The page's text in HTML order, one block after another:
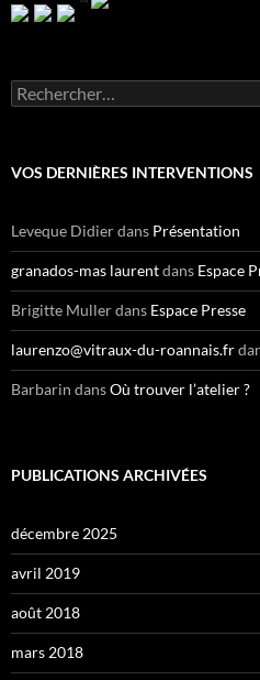
R
e
e
h
e
r
:
VOS DERNIÈRES INTERVENTIONS
Leveque Didierdans Présentation
granados-mas laurentdans Espace
Brigitte Mullerdans Espace Presse
laurenzo@vitraux-du-roannais.fr
Barbarin dansOù trouver l’atelier ?
PUBLICATIONS ARCHIVÉES
décembre 2025
avril 2019
août 2018
mars 2018